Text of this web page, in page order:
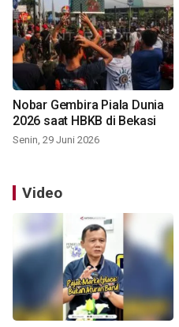
Nobar Gembira Piala Dunia
2026 saat HBKB di Bekasi
Senin, 29 Juni 2026
Video